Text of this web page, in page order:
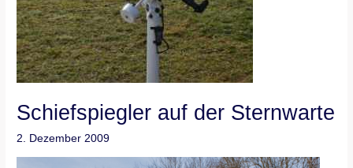
Schiefspiegler auf der Sternwarte
2. Dezember 2009